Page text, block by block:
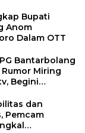
Bupati
Anom
Dalam OTT
Bantarbolang
Miring
Begini
dan
Pemcam